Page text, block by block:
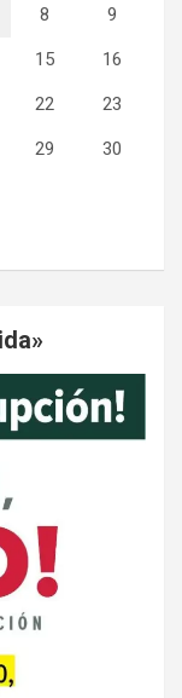
8 9
15 16
22 23
29 30